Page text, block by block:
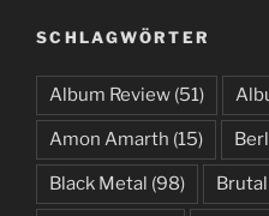
SCHLAGWÖRTER
Album Review (51)
Amon Amarth (15)
Black Metal (98)